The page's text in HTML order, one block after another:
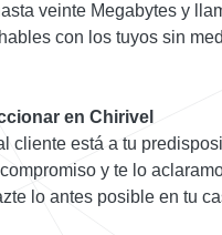
veinte Megabytes y
con los tuyos sin
en Chirivel
cliente está a tu
y te lo
lo antes posible en tu